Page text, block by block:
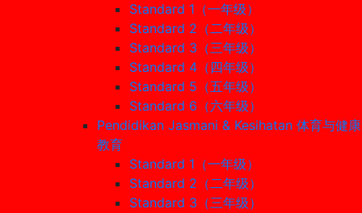
Standard 1（一年级）
Standard 2（二年级）
Standard 3（三年级）
Standard 4（四年级）
Standard 5（五年级）
Standard 6（六年级）
Pendidikan Jasmani & Kesihatan 体育与健康
教育
Standard 1（一年级）
Standard 2（二年级）
Standard 3（三年级）